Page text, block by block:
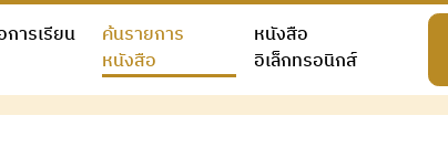
การเรียน
ค้นรายการ
หนังสือ
หนังสือ
อิเล็กทรอนิกส์